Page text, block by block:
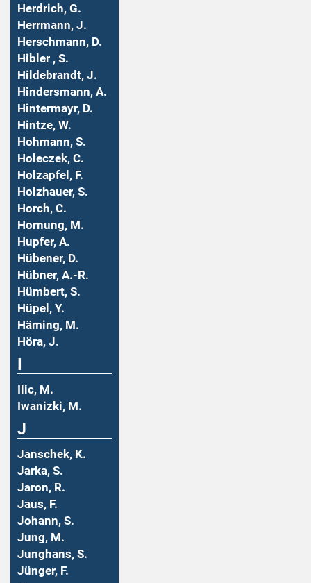
Herdrich, G.
Herrmann, J.
Herschmann, D.
Hibler , S.
Hildebrandt, J.
Hindersmann, A.
Hintermayr, D.
Hintze, W.
Hohmann, S.
Holeczek, C.
Holzapfel, F.
Holzhauer, S.
Horch, C.
Hornung, M.
Hupfer, A.
Hübener, D.
Hübner, A.-R.
Hümbert, S.
Hüpel, Y.
Häming, M.
Höra, J.
Ilic, M.
Iwanizki, M.
J
Janschek, K.
Jarka, S.
Jaron, R.
Jaus, F.
Johann, S.
Jung, M.
Junghans, S.
Jünger, F.